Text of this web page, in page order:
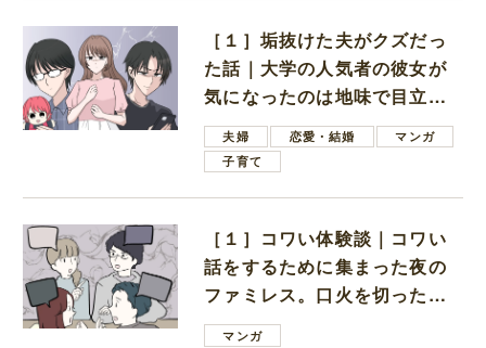
［１］垢抜けた夫がクズだっ
た話｜大学の人気者の彼女が
気になったのは地味で目立た
ない男子学生
夫婦 恋愛・結婚
マンガ
子育て
［１］コワい体験談｜コワい
話をするために集まった夜の
ファミレス。口火を切ったの
は電車好きの男の子ママ
マンガ